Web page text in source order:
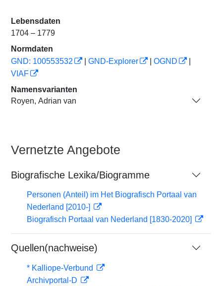
Lebensdaten
1704 – 1779
Normdaten
GND: 100553532
GND-Explorer OGND
VIAF
Namensvarianten
Royen, Adrian van
Vernetzte Angebote
Biografische Lexika/Biogramme
Personen (Anteil) im Het Biografisch Portaal van
Nederland [2010-]
Biografisch Portaal van Nederland [1830-2020]
Quellen(nachweise)
* Kalliope-Verbund
Archivportal-D